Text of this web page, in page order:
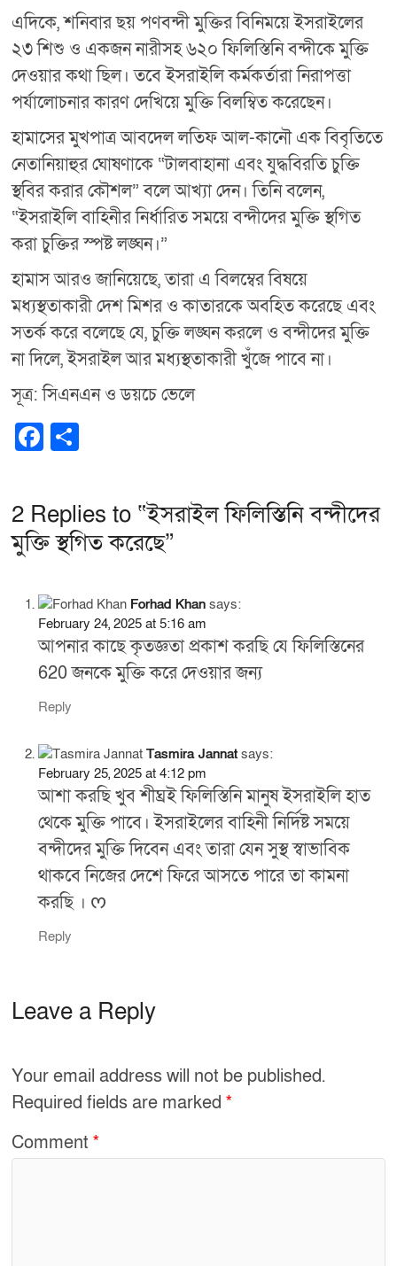
এদিকে, শনিবার ছয় পণবন্দী মুক্তির বিনিময়ে ইসরাইলের
২৩ শিশু ও একজন নারীসহ ৬২০ ফিলিস্তিনি বন্দীকে মুক্তি
দেওয়ার কথা ছিল। তবে ইসরাইলি কর্মকর্তারা নিরাপত্তা
পর্যালোচনার কারণ দেখিয়ে মুক্তি বিলম্বিত করেছেন।
হামাসের মুখপাত্র আবদেল লতিফ আল-কানৌ এক বিবৃতিতে
নেতানিয়াহুর ঘোষণাকে “টালবাহানা এবং যুদ্ধবিরতি চুক্তি
স্থবির করার কৌশল” বলে আখ্যা দেন। তিনি বলেন,
“ইসরাইলি বাহিনীর নির্ধারিত সময়ে বন্দীদের মুক্তি স্থগিত
করা চুক্তির স্পষ্ট লঙ্ঘন।”
হামাস আরও জানিয়েছে, তারা এ বিলম্বের বিষয়ে
মধ্যস্থতাকারী দেশ মিশর ও কাতারকে অবহিত করেছে এবং
সতর্ক করে বলেছে যে, চুক্তি লঙ্ঘন করলে ও বন্দীদের মুক্তি
না দিলে, ইসরাইল আর মধ্যস্থতাকারী খুঁজে পাবে না।
সূত্র: সিএনএন ও ডয়চে ভেলে
F
e
b
o
k
e
2 Replies to “ইসরাইল ফিলিস্তিনি বন্দীদের
মুক্তি স্থগিত করেছে”
Forhad Khan says:
February 24, 2025 at 5:16 am
আপনার কাছে কৃতজ্ঞতা প্রকাশ করছি যে ফিলিস্তিনের
620 জনকে মুক্তি করে দেওয়ার জন্য
Reply
Tasmira Jannat says:
February 25, 2025 at 4:12 pm
আশা করছি খুব শীঘ্রই ফিলিস্তিনি মানুষ ইসরাইলি হাত
থেকে মুক্তি পাবে। ইসরাইলের বাহিনী নির্দিষ্ট সময়ে
বন্দীদের মুক্তি দিবেন এবং তারা যেন সুস্থ স্বাভাবিক
থাকবে নিজের দেশে ফিরে আসতে পারে তা কামনা
করছি । ᰔ
Reply
Leave a Reply
Your email address will not be published.
Required fields are marked*
Comment*